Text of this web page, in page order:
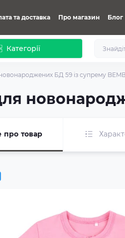
та доставка Про магазин Блог
Категорії
БД 59 із супрему
про товар